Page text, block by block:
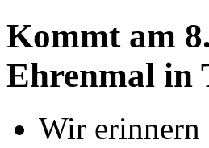
Kommt am
Ehrenmal in
Wir erinnern